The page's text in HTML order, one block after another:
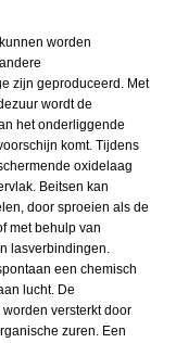
worden
zijn geproduceerd. Met
wordt de
het onderliggende
komt. Tijdens
oxidelaag
Beitsen kan
door sproeien als de
met behulp van
lasverbindingen.
een chemisch
lucht. De
versterkt door
zuren. Een